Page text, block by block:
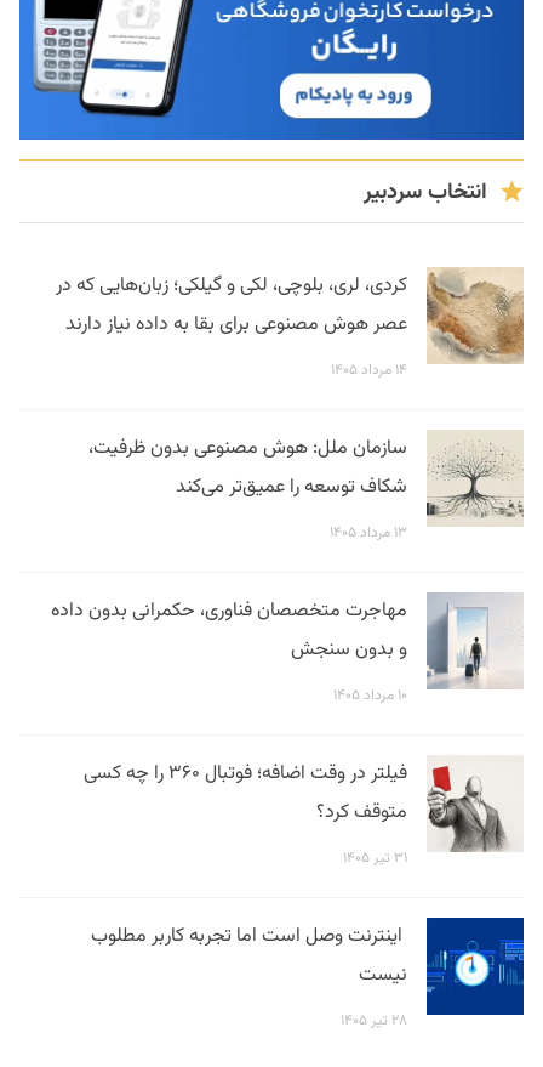
انتخاب سردبیر
کردی، لری، بلوچی، لکی و گیلکی؛ زبان‌هایی که در
عصر هوش مصنوعی برای بقا به داده نیاز دارند
۱۴ مرداد ۱۴۰۵
سازمان ملل: هوش مصنوعی بدون ظرفیت،
شکاف توسعه را عمیق‌تر می‌کند
۱۳ مرداد ۱۴۰۵
مهاجرت متخصصان فناوری، حکمرانی بدون داده
و بدون سنجش
۱۰ مرداد ۱۴۰۵
فیلتر در وقت اضافه؛ فوتبال ۳۶۰ را چه کسی
متوقف کرد؟
۳۱ تیر ۱۴۰۵
اینترنت وصل است اما تجربه کاربر مطلوب
نیست
۲۸ تیر ۱۴۰۵